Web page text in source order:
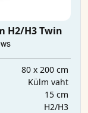
H2/H3 Twin
80 x 200 cm
Külm vaht
15 cm
H2/H3